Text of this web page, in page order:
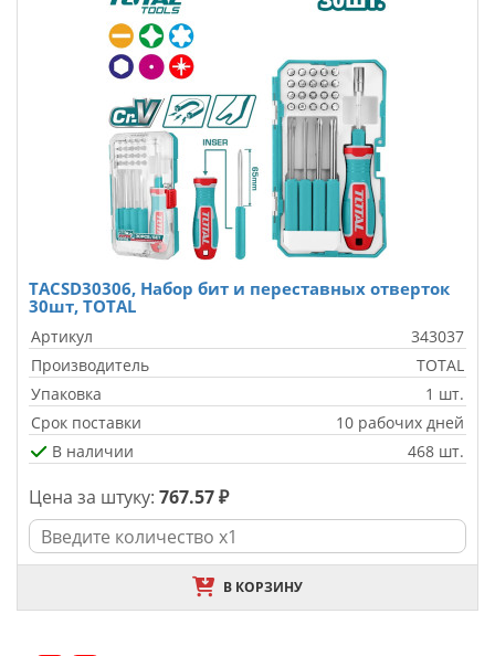
TACSD30306, Набор бит и переставных отверток
30шт, TOTAL
Артикул
343037
Производитель
TOTAL
Упаковка
1 шт.
Срок поставки
10 рабочих дней
В наличии
468 шт.
Цена за штуку: 767.57 ₽
В КОРЗИНУ